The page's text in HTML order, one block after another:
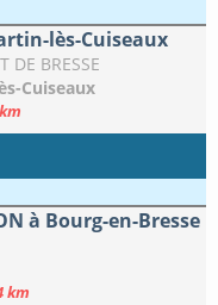
lès-Cuiseaux
DE BRESSE
Cuiseaux
à Bourg-en-Bresse
km